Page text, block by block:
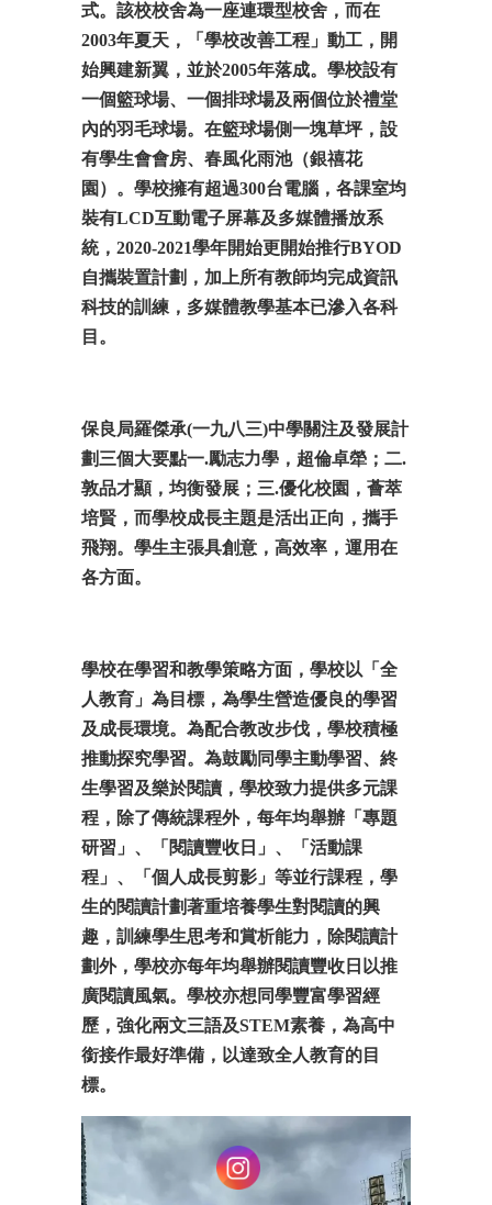
式。該校校舍為一座連環型校舍 ，而在
2003年夏天，「學校改善工程」動工，開
始興建新翼，並於2005年落成。學校設有
一個籃球場、一個排球場及兩個位於禮堂
內的羽毛球場。在籃球場側一塊草坪，設
有學生會會房、春風化雨池（銀禧花
園）。學校擁有超過300台電腦 ，各課室均
裝有LCD互動電子屏幕及多媒體播放系
統， 2020-2021學年開始更開始推行BYOD
自攜裝置計劃，加上所有教師均完成資訊
科技的訓練，多媒體教學基本已滲入各科
目。
保良局羅傑承(一九八三)中學關注及發展計
劃三個大要點一.勵志力學，超倫卓犖；二.
敦品才顯，均衡發展；三.優化校園，薈萃
培賢，而學校成長主題是活出正向，攜手
飛翔。學生主張具創意，高效率，運用在
各方面。
學校在學習和教學策略方面，學校以「全
人教育」為目標，為學生營造優良的學習
及成長環境。為配合教改步伐，學校積極
推動探究學習。為鼓勵同學主動學習、終
生學習及樂於閱讀，學校致力提供多元課
程，除了傳統課程外，每年均舉辦「專題
研習」、「閱讀豐收日」、「活動課
程」、「個人成長剪影」等並行課程，學
生的閱讀計劃著重培養學生對閱讀的興
趣，訓練學生思考和賞析能力，除閱讀計
劃外，學校亦每年均舉辦閱讀豐收日以推
廣閱讀風氣。學校亦想同學豐富學習經
歷，強化兩文三語及STEM素養，為高中
銜接作最好準備，以達致全人教育的目
標。